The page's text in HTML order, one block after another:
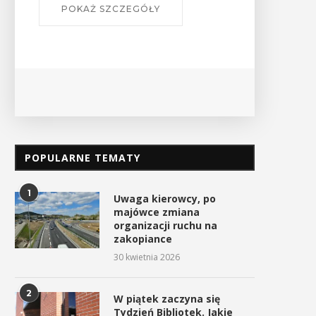
POKAŻ SZCZEGÓŁY
POPULARNE TEMATY
1
Uwaga kierowcy, po
majówce zmiana
organizacji ruchu na
zakopiance
30 kwietnia 2026
2
W piątek zaczyna się
Tydzień Bibliotek. Jakie